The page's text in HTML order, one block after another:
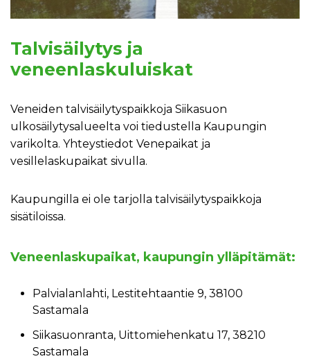
Talvisäilytys ja
veneenlaskuluiskat
Veneiden talvisäilytyspaikkoja Siikasuon
ulkosäilytysalueelta voi tiedustella Kaupungin
varikolta. Yhteystiedot Venepaikat ja
vesillelaskupaikat sivulla.
Kaupungilla ei ole tarjolla talvisäilytyspaikkoja
sisätiloissa.
Veneenlaskupaikat, kaupungin ylläpitämät:
Palvialanlahti, Lestitehtaantie 9, 38100
Sastamala
Siikasuonranta, Uittomiehenkatu 17, 38210
Sastamala